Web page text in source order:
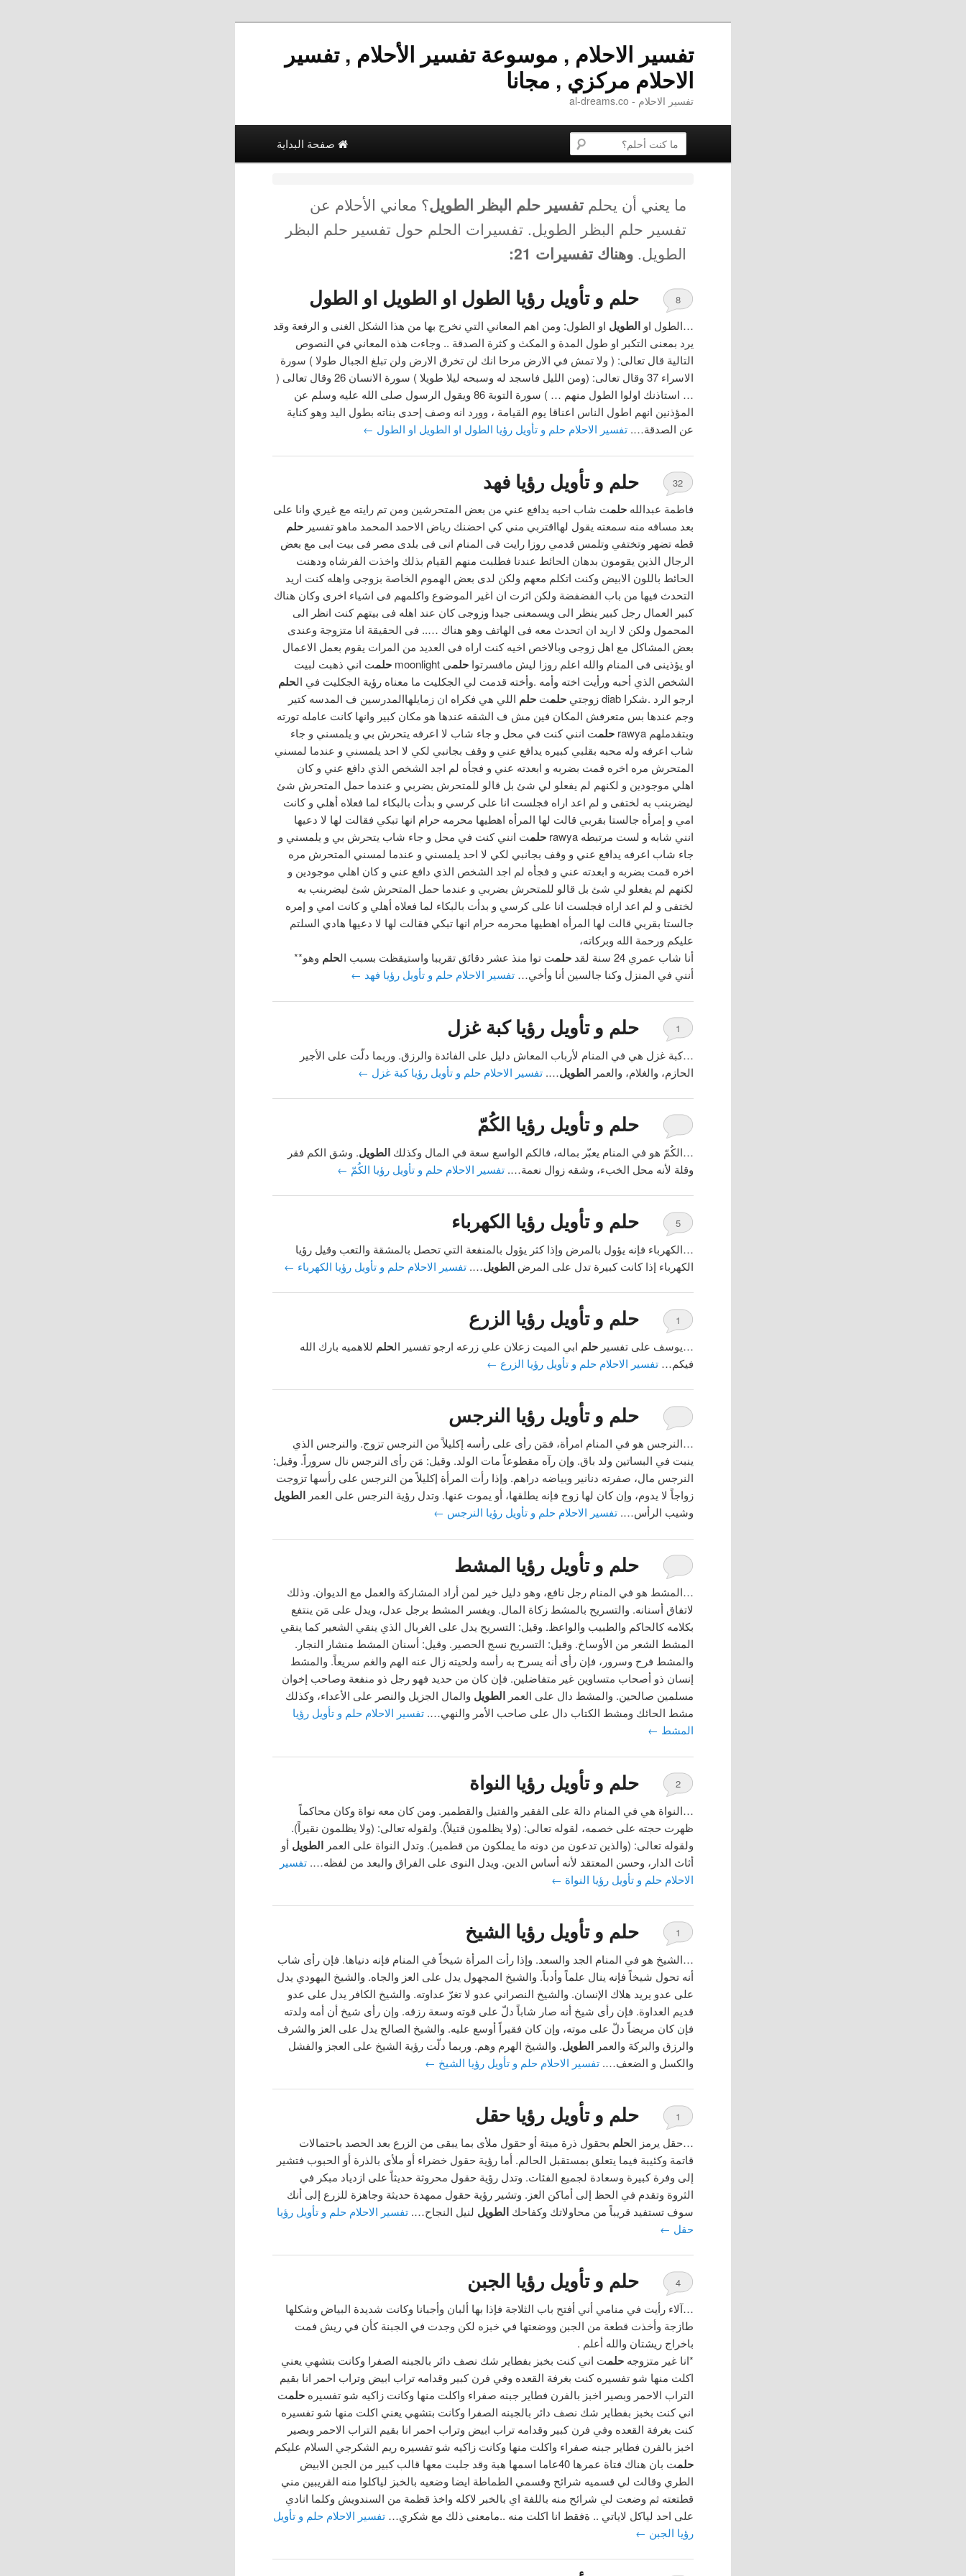
تفسير الاحلام , موسوعة تفسير الأحلام , تفسير
الاحلام مركزي , مجانا
تفسير الاحلام - al-dreams.co
القائمة الرئيسية
التخطي إلى المحتوى الأساسي
تخطي إلى المحتوى الثانوية صفحة البداية
البحث عن
ما يعني أن يحلمتفسير حلم البظر الطويل؟ معاني الأحلام عن
تفسير حلم البظر الطويل. تفسيرات الحلم حول تفسير حلم البظر
الطويل.وهناك تفسيرات 21:
حلم و تأويل رؤيا الطول او الطويل او الطول 8
…الطول اوالطويل او الطول: ومن اهم المعاني التي نخرج بها من هذا الشكل الغنى و الرفعة وقد
يرد بمعنى التكبر او طول المدة و المكث و كثرة الصدقة .. وجاءت هذه المعاني في النصوص
التالية قال تعالى: ( ولا تمش في الارض مرحا انك لن تخرق الارض ولن تبلغ الجبال طولا ) سورة
الاسراء 37 وقال تعالى: (ومن الليل فاسجد له وسبحه ليلا طويلا ) سورة الانسان 26 وقال تعالى (
… استاذنك اولوا الطول منهم … ) سورة التوبة 86 ويقول الرسول صلى الله عليه وسلم عن
المؤذنين انهم اطول الناس اعناقا يوم القيامة ، وورد انه وصف إحدى بناته بطول اليد وهو كناية
عن الصدقة….تفسير الاحلام حلم و تأويل رؤيا الطول او الطويل او الطول ←
حلم و تأويل رؤيا فهد 32
فاطمة عبداللهحلمت شاب احبه يدافع عني من بعض المتحرشين ومن تم رايته مع غيري وانا على
بعد مسافه منه سمعته يقول لهااقتربي مني كي احضنك رياض الاحمد المحمد ماهو تفسيرحلم
قطه تضهر وتختفي وتلمس قدمي روزا رايت فى المنام انى فى بلدى مصر فى بيت ابى مع بعض
الرجال الذين يقومون بدهان الحائط عندنا فطلبت منهم القيام بذلك واخذت الفرشاه ودهنت
الحائط باللون الابيض وكنت اتكلم معهم ولكن لدى بعض الهموم الخاصة بزوجى واهله كنت اريد
التحدث فيها من باب الفضفضة ولكن اثرت ان اغير الموضوع واكلمهم فى اشياء اخرى وكان هناك
كبير العمال رجل كبير ينظر الى ويسمعنى جيدا وزوجى كان عند اهله فى بيتهم كنت انظر الى
المحمول ولكن لا اريد ان اتحدث معه فى الهاتف وهو هناك ….. فى الحقيقة انا متزوجة وعندى
بعض المشاكل مع اهل زوجى وبالاخص اخيه كنت اراه فى العديد من المرات يقوم بعمل الاعمال
او يؤذينى فى المنام والله اعلم روزا ليش مافسرتواحلمى moonlight حلمت اني ذهبت لبيت
الشخص الذي أحبه ورأيت اخته وأمه .وأخته قدمت لي الجكليت ما معناه رؤية الجكليت في الحلم
ارجو الرد .شكرا diab زوجتي حلمتحلم اللي هي فكراه ان زمايلهاالمدرسين ف المدسه كتير
وجم عندها بس متعرفش المكان فين مش ف الشقه عندها هو مكان كبير وانها كانت عامله تورته
وبتقدملهم rawya
حلمت انني كنت في محل و جاء شاب لا اعرفه يتحرش بي و يلمسني و جاء
شاب اعرفه وله محبه بقلبي كبيره يدافع عني و وقف بجانبي لكي لا احد يلمسني و عندما لمسني
المتحرش مره اخره قمت بضربه و ابعدته عني و فجأه لم اجد الشخص الذي دافع عني و كان
اهلي موجودين و لكنهم لم يفعلو لي شئ بل قالو للمتحرش بضربي و عندما حمل المتحرش شئ
ليضربنب به لختفى و لم اعد اراه فجلست انا على كرسي و بدأت بالبكاء لما فعلاه أهلي و كانت
امي و إمرأه جالستا بقربي قالت لها المرأه اهطيها محرمه حرام انها تبكي فقالت لها لا دعيها
انني شابه و لست مرتبطه rawya
حلمت انني كنت في محل و جاء شاب يتحرش بي و يلمسني و
جاء شاب اعرفه يدافع عني و وقف بجانبي لكي لا احد يلمسني و عندما لمسني المتحرش مره
اخره قمت بضربه و ابعدته عني و فجأه لم اجد الشخص الذي دافع عني و كان اهلي موجودين و
لكنهم لم يفعلو لي شئ بل قالو للمتحرش بضربي و عندما حمل المتحرش شئ ليضربنب به
لختفى و لم اعد اراه فجلست انا على كرسي و بدأت بالبكاء لما فعلاه أهلي و كانت امي و إمره
جالستا بقربي قالت لها المرأه اهطيها محرمه حرام انها تبكي فقالت لها لا دعيها هادي السلتم
عليكم ورحمة الله وبركاته،
أنا شاب عمري 24 سنة لقد
حلمت توا منذ عشر دقائق تقريبا واستيقظت بسبب الحلم وهو**
أنني في المنزل وكنا جالسين أنا وأخي…تفسير الاحلام حلم و تأويل رؤيا فهد ←
حلم و تأويل رؤيا كبة غزل 1
…كبة غزل هي في المنام لأرباب المعاش دليل على الفائدة والرزق. وربما دلّت على الأجير
الحازم، والغلام، والعمرالطويل….تفسير الاحلام حلم و تأويل رؤيا كبة غزل ←
حلم و تأويل رؤيا الكُمّ
…الكُمّ هو في المنام يعبّر بماله، فالكم الواسع سعة في المال وكذلكالطويل. وشق الكم فقر
وقلة لأنه محل الخبء، وشقه زوال نعمة….تفسير الاحلام حلم و تأويل رؤيا الكُمّ ←
حلم و تأويل رؤيا الكهرباء 5
…الكهرباء فإنه يؤول بالمرض وإذا كثر يؤول بالمنفعة التي تحصل بالمشقة والتعب وقيل رؤيا
الكهرباء إذا كانت كبيرة تدل على المرضالطويل….تفسير الاحلام حلم و تأويل رؤيا الكهرباء ←
حلم و تأويل رؤيا الزرع 1
…يوسف على تفسيرحلم ابي الميت زعلان علي زرعه ارجو تفسير الحلم للاهميه بارك الله
فيكم…تفسير الاحلام حلم و تأويل رؤيا الزرع ←
حلم و تأويل رؤيا النرجس
…النرجس هو في المنام امرأة، فمَن رأى على رأسه إكليلاً من النرجس تزوج. والنرجس الذي
ينبت في البساتين ولد باق. وإن رآه مقطوعاً مات الولد. وقيل: مَن رأى النرجس نال سروراً. وقيل:
النرجس مال، صفرته دنانير وبياضه دراهم. وإذا رأت المرأة إكليلاً من النرجس على رأسها تزوجت
زواجاً لا يدوم، وإن كان لها زوج فإنه يطلقها، أو يموت عنها. وتدل رؤية النرجس على العمرالطويل
وشيب الرأس….تفسير الاحلام حلم و تأويل رؤيا النرجس ←
حلم و تأويل رؤيا المشط
…المشط هو في المنام رجل نافع، وهو دليل خير لمن أراد المشاركة والعمل مع الديوان. وذلك
لاتفاق أسنانه. والتسريح بالمشط زكاة المال. ويفسر المشط برجل عدل، ويدل على مَن ينتفع
بكلامه كالحاكم والطبيب والواعظ. وقيل: التسريح يدل على الغربال الذي ينقي الشعير كما ينقي
المشط الشعر من الأوساخ. وقيل: التسريح نسج الحصير. وقيل: أسنان المشط منشار النجار.
والمشط فرح وسرور، فإن رأى أنه يسرح به رأسه ولحيته زال عنه الهم والغم سريعاً. والمشط
إنسان ذو أصحاب متساوين غير متفاضلين. فإن كان من حديد فهو رجل ذو منفعة وصاحب إخوان
مسلمين صالحين. والمشط دال على العمرالطويل والمال الجزيل والنصر على الأعداء، وكذلك
مشط الحائك ومشط الكتاب دال على صاحب الأمر والنهي….تفسير الاحلام حلم و تأويل رؤيا
المشط ←
حلم و تأويل رؤيا النواة 2
…النواة هي في المنام دالة على الفقير والفتيل والقطمير. ومن كان معه نواة وكان محاكماً
ظهرت حجته على خصمه، لقوله تعالى: (ولا يظلمون قتيلاً). ولقوله تعالى: (ولا يظلمون نقيراً).
ولقوله تعالى: (والذين تدعون من دونه ما يملكون من قطمير). وتدل النواة على العمرالطويل أو
أثاث الدار، وحسن المعتقد لأنه أساس الدين. ويدل النوى على الفراق والبعد من لفظه….تفسير
الاحلام حلم و تأويل رؤيا النواة ←
حلم و تأويل رؤيا الشيخ 1
…الشيخ هو في المنام الجد والسعد. وإذا رأت المرأة شيخاً في المنام فإنه دنياها. فإن رأى شاب
أنه تحول شيخاً فإنه ينال علماً وأدباً. والشيخ المجهول يدل على العز والجاه. والشيخ اليهودي يدل
على عدو يريد هلاك الإنسان. والشيخ النصراني عدو لا تغرّ عداوته. والشيخ الكافر يدل على عدو
قديم العداوة. فإن رأى شيخ أنه صار شاباً دلّ على قوته وسعة رزقه. وإن رأى شيخ أن أمه ولدته
فإن كان مريضاً دلّ على موته، وإن كان فقيراً أوسع عليه. والشيخ الصالح يدل على العز والشرف
والرزق والبركة والعمرالطويل. والشيخ الهرم وهم. وربما دلّت رؤية الشيخ على العجز والفشل
والكسل و الضعف….تفسير الاحلام حلم و تأويل رؤيا الشيخ ←
حلم و تأويل رؤيا حقل 1
…حقل يرمز الحلم بحقول ذرة ميتة أو حقول ملأى بما يبقى من الزرع بعد الحصد باحتمالات
قاتمة وكئيبة فيما يتعلق بمستقبل الحالم. أما رؤية حقول خضراء أو ملأى بالذرة أو الحبوب فتشير
إلى وفرة كبيرة وسعادة لجميع الفئات. وتدل رؤية حقول محروثة حديثاً على ازدياد مبكر في
الثروة وتقدم في الحظ إلى أماكن العز. وتشير رؤية حقول ممهدة حديثة وجاهزة للزرع إلى أنك
سوف تستفيد قريباً من محاولاتك وكفاحكالطويل لنيل النجاح….تفسير الاحلام حلم و تأويل رؤيا
حقل ←
حلم و تأويل رؤيا الجبن 4
…آلاء رأيت في منامي أني أفتح باب الثلاجة فإذا بها ألبان وأجبانا وكانت شديدة البياض وشكلها
طازجة وأخذت قطعة من الجبن ووضعتها في خبزه لكن وجدت في الجبنة كأن في ريش فمت
باخراج ريشتان والله أعلم .
*انا غير متزوجهحلمت اني كنت بخبز بفطاير شك نصف دائر بالجبنه الصفرا وكانت بتشهي يعني
اكلت منها شو تفسيره كنت بغرفة القعده وفي فرن كبير وقدامه تراب ابيض وتراب احمر انا بقيم
التراب الاحمر وبصير اخبز بالفرن فطاير جبنه صفراء واكلت منها وكانت زاكيه شو تفسيرهحلمت
اني كنت بخبز بفطاير شك نصف دائر بالجبنه الصفرا وكانت بتشهي يعني اكلت منها شو تفسيره
كنت بغرفة القعده وفي فرن كبير وقدامه تراب ابيض وتراب احمر انا بقيم التراب الاحمر وبصير
اخبز بالفرن فطاير جبنه صفراء واكلت منها وكانت زاكيه شو تفسيره ريم الشكرجي السلام عليكم
حلم
ت بان هناك فتاة عمرها 40عاما اسمها هبة وقد جلبت معها قالب كبير من الجبن الابيض
الطري وقالت لي قسميه شرائح وقسمي الطماطة ايضا وضعيه بالخبز لياكلوا منه القريبين مني
قطتعته ثم وضعت لي شرائح منه باللفة اي بالخبر لاكله واخذ قظمة من السندويش وكلما انادي
على احد لياكل لاياتي .. ةفقط انا اكلت منه ..مامعنى ذلك مع شكري…تفسير الاحلام حلم و تأويل
رؤيا الجبن ←